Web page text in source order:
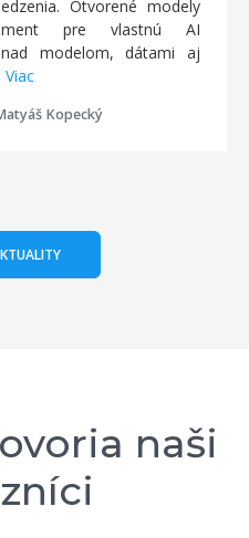
Otvorené modely
pre vlastnú AI
modelom, dátami aj
Viac
Kopecký
naši